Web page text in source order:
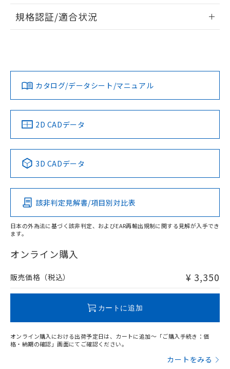
ログイン/会員登録
ダウンロードデータをご利用いただく前に、以下を必ずお読
みください。
ソフトウェアの使用条件
EU RoHS 注意事項・凡例
対応済み
中国 RoHS 注意事項・凡例
Pb Hg Cd Cr(VI)
O
在庫等で未対応品が混在する可能性があります。
問い合わせください。
規格認証/適合状況
カタログ/データシート/マニュアル
2D CADデータ
3D CADデータ
該非判定見解書/項目別対比表
日本の外為法に基づく該非判定、およびEAR再輸出規制に関する見解が入手でき
ます。
オンライン購入
販売価格（税込） ¥ 3,350
カートに追加
オンライン購入における出荷予定日は、カートに追加～「ご購入手続き：価
格・納期の確認」画面にてご確認ください。
カートをみる